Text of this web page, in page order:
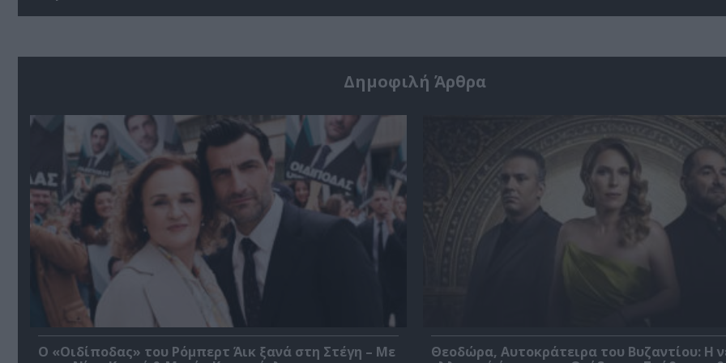
Δημοφιλή Άρθρα
O «Οιδίποδας» του Ρόμπερτ Άικ ξανά στη Στέγη – Με
Θεοδώρα, Αυτοκράτειρα του Βυζαντίου: Η